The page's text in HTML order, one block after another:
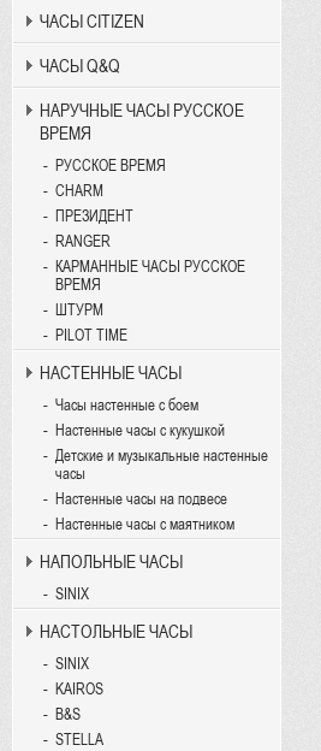
ЧАСЫ CITIZEN
ЧАСЫ Q&Q
НАРУЧНЫЕ ЧАСЫ РУССКОЕ
ВРЕМЯ
РУССКОЕ ВРЕМЯ
CHARM
ПРЕЗИДЕНТ
RANGER
КАРМАННЫЕ ЧАСЫ РУССКОЕ
ВРЕМЯ
ШТУРМ
PILOT TIME
НАСТЕННЫЕ ЧАСЫ
Часы настенные с боем
Настенные часы с кукушкой
Детские и музыкальные настенные
часы
Настенные часы на подвесе
Настенные часы с маятником
НАПОЛЬНЫЕ ЧАСЫ
SINIX
НАСТОЛЬНЫЕ ЧАСЫ
SINIX
KAIROS
B&S
STELLA